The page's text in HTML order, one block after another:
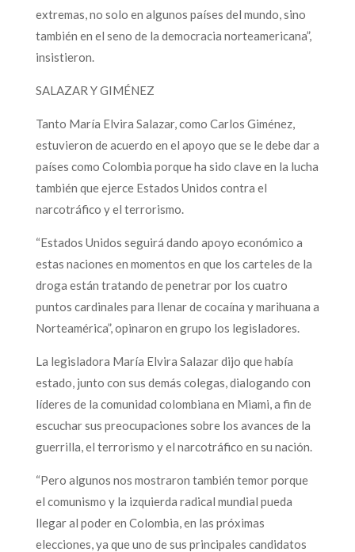
extremas, no solo en algunos países del mundo, sino
también en el seno de la democracia norteamericana”,
insistieron.
SALAZAR Y GIMÉNEZ
Tanto María Elvira Salazar, como Carlos Giménez,
estuvieron de acuerdo en el apoyo que se le debe dar a
países como Colombia porque ha sido clave en la lucha
también que ejerce Estados Unidos contra el
narcotráfico y el terrorismo.
“Estados Unidos seguirá dando apoyo económico a
estas naciones en momentos en que los carteles de la
droga están tratando de penetrar por los cuatro
puntos cardinales para llenar de cocaína y marihuana a
Norteamérica”, opinaron en grupo los legisladores.
La legisladora María Elvira Salazar dijo que había
estado, junto con sus demás colegas, dialogando con
líderes de la comunidad colombiana en Miami, a fin de
escuchar sus preocupaciones sobre los avances de la
guerrilla, el terrorismo y el narcotráfico en su nación.
“Pero algunos nos mostraron también temor porque
el comunismo y la izquierda radical mundial pueda
llegar al poder en Colombia, en las próximas
elecciones, ya que uno de sus principales candidatos